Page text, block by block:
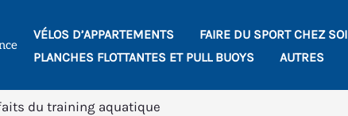
VÉLOS D’APPARTEMENTS FAIRE DU SPORT CHEZ SOI
PLANCHES FLOTTANTES ET PULL BUOYS
AUTRES
du training aquatique